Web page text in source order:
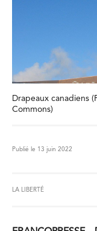
Drapeaux canadiens
Commons)
Publié le 13 juin 2022
LA LIBERTÉ